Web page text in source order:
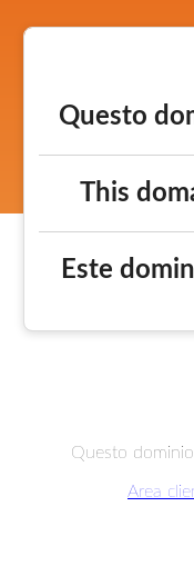
Questo
This
Este
Questo
Area